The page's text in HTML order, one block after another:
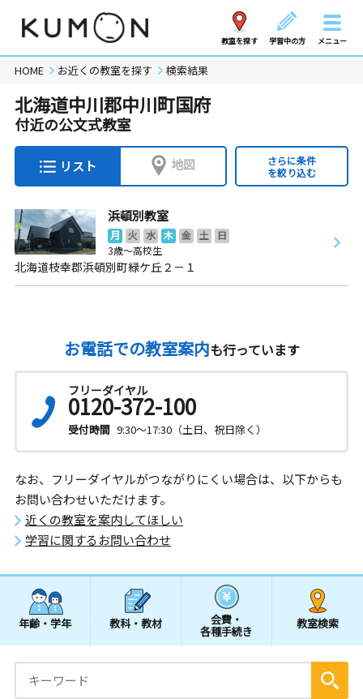
教室を探す 学習中の方 メニュー
HOME お近くの教室を探す 検索結果
北海道中川郡中川町国府
付近の公文式教室
リスト 地図
さらに条件
を絞り込む
浜頓別教室
月 火 水 木 金 土
日
3歳～高校生
北海道枝幸郡浜頓別町緑ケ丘２－１
お電話での教室案内も行っています
フリーダイヤル
0120-372-100
受付時間 9:30～17:30（土日、祝日除く）
なお、フリーダイヤルがつながりにくい場合は、以下からも
お問い合わせいただけます。
近くの教室を案内してほしい
学習に関するお問い合わせ
年齢・学年 教科・教材 会費・
各種手続き
教室検索